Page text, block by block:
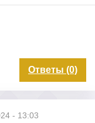
Ответы (0)
- 13:03